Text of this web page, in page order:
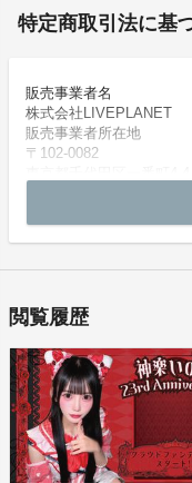
特定商取引法に基
販売事業者名
株式会社LIVEPLANET
販売事業者所在地
〒102-0082
連絡先／ホームページ
連絡先／電子メール
info@liveplanet.co.jp
販売価格帯
各プロジェクトページに
※価格はすべて税込表示
商品等の引き渡し時期・
商品の引渡し時期または
ージに記載しております
閲覧履歴